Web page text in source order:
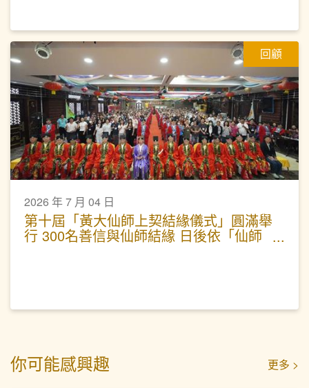
回顧
2026 年 7 月 04 日
第十屆「黃大仙師上契結緣儀式」圓滿舉
行 300名善信與仙師結緣 日後依「仙師
你可能感興趣 更多 >